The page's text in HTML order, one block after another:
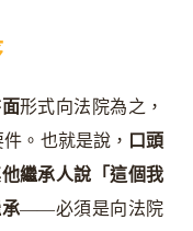
形式向法院為之，
。也就是說， 口頭
繼承人說「這個我
——必須是向法院